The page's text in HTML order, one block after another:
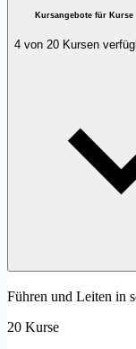
Kursangebote für
4 von 20 Kursen
Führen und Leiten in
20 Kurse